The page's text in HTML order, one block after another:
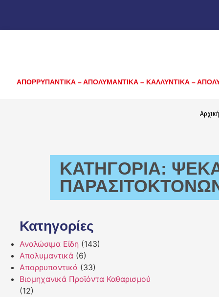
ΑΠΟΡΡΥΠΑΝΤΙΚΑ – ΑΠΟΛΥΜΑΝΤΙΚΑ – ΚΑΛΛΥΝΤΙΚΑ –
Αρχική
ΚΑΤΗΓΟΡΊΑ:
Κατηγορίες
Αναλώσιμα Είδη (143)
Απολυμαντικά (6)
Απορρυπαντικά (33)
Βιομηχανικά Προϊόντα Καθαρισμού
(12)